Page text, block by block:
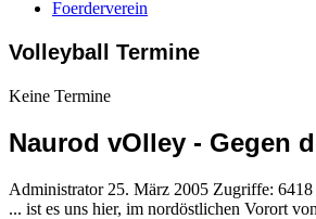
Foerderverein
Volleyball Termine
Keine Termine
Naurod vOlley - Gegen
Administrator 25. März 2005 Zugriffe: 6418
... ist es uns hier, im nordöstlichen Vorort